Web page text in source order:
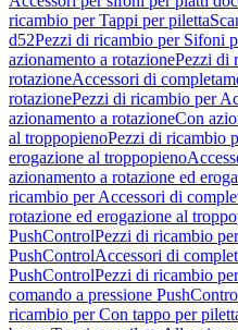
ricambio per Tappi per piletta
d52Pezzi di ricambio per Sifoni
azionamento a rotazionePezzi di
rotazioneAccessori di
rotazionePezzi di ricambio per
azionamento a rotazioneCon
al troppopienoPezzi di ricambio
erogazione al troppopieno
azionamento a rotazione ed
ricambio per Accessori di
rotazione ed erogazione al
PushControlPezzi di ricambio
PushControlAccessori di
PushControlPezzi di ricambio
comando a pressione
ricambio per Con tappo per